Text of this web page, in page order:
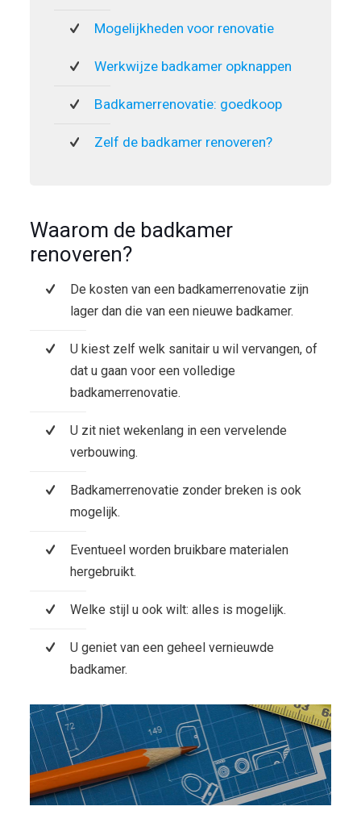
Mogelijkheden voor renovatie
Werkwijze badkamer opknappen
Badkamerrenovatie: goedkoop
Zelf de badkamer renoveren?
Waarom de badkamer
renoveren?
De kosten van een badkamerrenovatie zijn
lager dan die van een nieuwe badkamer.
U kiest zelf welk sanitair u wil vervangen, of
dat u gaan voor een volledige
badkamerrenovatie.
U zit niet wekenlang in een vervelende
verbouwing.
Badkamerrenovatie zonder breken is ook
mogelijk.
Eventueel worden bruikbare materialen
hergebruikt.
Welke stijl u ook wilt: alles is mogelijk.
U geniet van een geheel vernieuwde
badkamer.